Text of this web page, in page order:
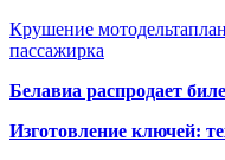
Крушение
пассажирка
Белавиа распродает
Изготовление ключей: